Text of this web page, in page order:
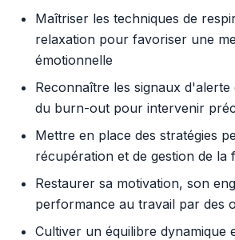
Maîtriser les techniques de
relaxation pour favoriser une
émotionnelle
Reconnaître les signaux
du burn-out pour intervenir
Mettre en place des stratégies
récupération et de gestion de la
Restaurer sa motivation, son
performance au travail par des
Cultiver un équilibre dynamique